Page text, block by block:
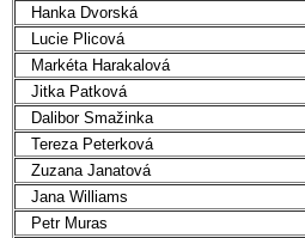
Hanka Dvorská
Lucie Plicová
Markéta Harakalová
Jitka Patková
Dalibor Smažinka
Tereza Peterková
Zuzana Janatová
Jana Williams
Petr Muras